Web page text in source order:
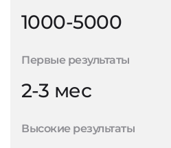
1000-5000
Первые результаты
2-3 мес
Высокие результаты